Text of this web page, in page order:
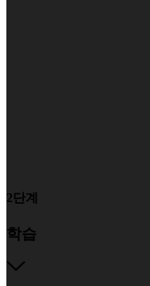
2단계
학습